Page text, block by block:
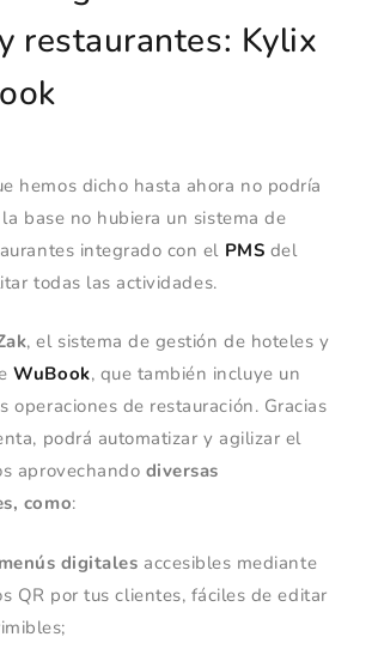
restaurantes: Kylix
hemos dicho hasta ahora no podría
base no hubiera un sistema de
integrado con el PMS del
todas las actividades.
, el sistema de gestión de hoteles y
WuBook, que también incluye un
operaciones de restauración. Gracias
podrá automatizar y agilizar el
aprovechando diversas
como:
digitales accesibles mediante
QR por tus clientes, fáciles de editar